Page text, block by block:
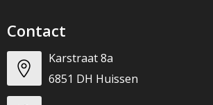
Contact
Karstraat 8a
6851 DH Huissen